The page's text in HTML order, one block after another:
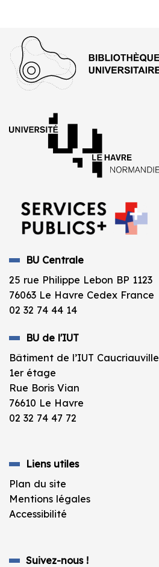
BU Centrale
25 rue Philippe Lebon BP 1123
76063 Le Havre Cedex France
02 32 74 44 14
BU de l'IUT
Bâtiment de l’IUT Caucriauville
1er étage
Rue Boris Vian
76610 Le Havre
02 32 74 47 72
Liens utiles
Plan du site
Mentions légales
Accessibilité
Suivez-nous !